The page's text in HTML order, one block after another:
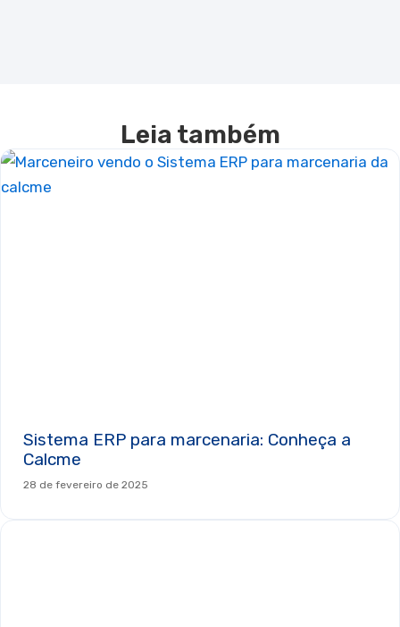
Leia também
Sistema ERP para marcenaria: Conheça a
Calcme
28 de fevereiro de 2025